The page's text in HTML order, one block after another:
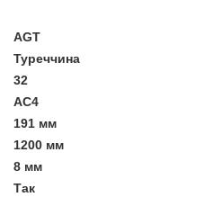
AGT
Туреччина
32
АС4
191 мм
1200 мм
8 мм
Так